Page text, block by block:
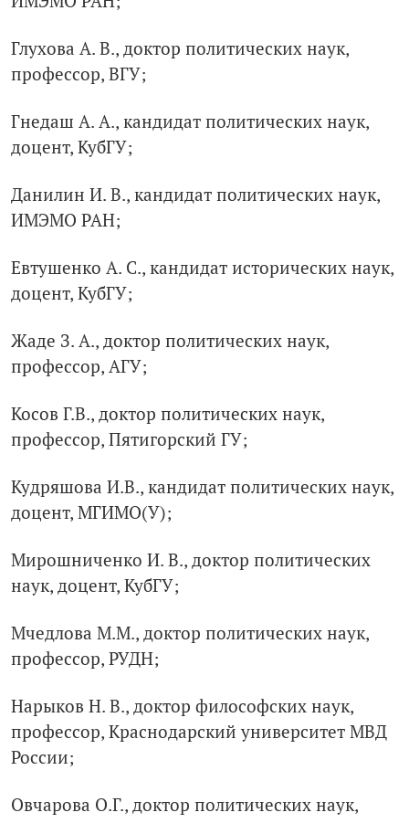
Глухова А. В., доктор политических наук,
профессор, ВГУ;
Гнедаш А. А., кандидат политических наук,
доцент, КубГУ;
Данилин И. В., кандидат политических наук,
ИМЭМО РАН;
Евтушенко А. С., кандидат исторических наук,
доцент, КубГУ;
Жаде З. А., доктор политических наук,
профессор, АГУ;
Косов Г.В., доктор политических наук,
профессор, Пятигорский ГУ;
Кудряшова И.В., кандидат политических наук,
доцент, МГИМО(У);
Мирошниченко И. В., доктор политических
наук, доцент, КубГУ;
Мчедлова М.М., доктор политических наук,
профессор, РУДН;
Нарыков Н. В., доктор философских наук,
профессор, Краснодарский университет МВД
России;
Овчарова О.Г., доктор политических наук,